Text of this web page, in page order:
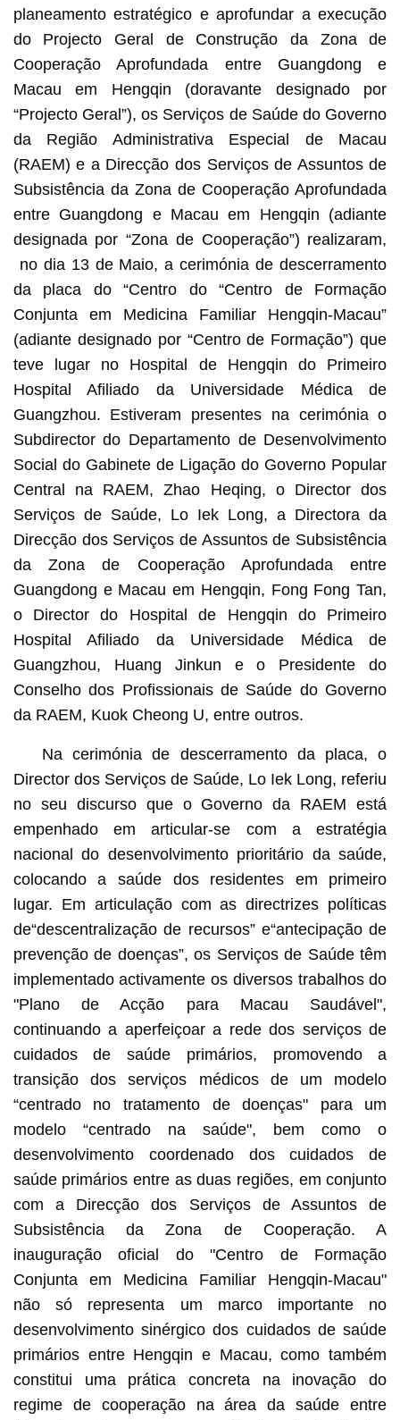
planeamento estratégico e aprofundar a execução
do Projecto Geral de Construção da Zona de
Cooperação Aprofundada entre Guangdong e
Macau em Hengqin (doravante designado por
“Projecto Geral”), os Serviços de Saúde do Governo
da Região Administrativa Especial de Macau
(RAEM) e a Direcção dos Serviços de Assuntos de
Subsistência da Zona de Cooperação Aprofundada
entre Guangdong e Macau em Hengqin (adiante
designada por “Zona de Cooperação”) realizaram,
no dia 13 de Maio, a cerimónia de descerramento
da placa do “Centro do “Centro de Formação
Conjunta em Medicina Familiar Hengqin-Macau”
(adiante designado por “Centro de Formação”) que
teve lugar no Hospital de Hengqin do Primeiro
Hospital Afiliado da Universidade Médica de
Guangzhou. Estiveram presentes na cerimónia o
Subdirector do Departamento de Desenvolvimento
Social do Gabinete de Ligação do Governo Popular
Central na RAEM, Zhao Heqing, o Director dos
Serviços de Saúde, Lo Iek Long, a Directora da
Direcção dos Serviços de Assuntos de Subsistência
da Zona de Cooperação Aprofundada entre
Guangdong e Macau em Hengqin, Fong Fong Tan,
o Director do Hospital de Hengqin do Primeiro
Hospital Afiliado da Universidade Médica de
Guangzhou, Huang Jinkun e o Presidente do
Conselho dos Profissionais de Saúde do Governo
da RAEM, Kuok Cheong U, entre outros.
Na cerimónia de descerramento da placa, o
Director dos Serviços de Saúde, Lo Iek Long, referiu
no seu discurso que o Governo da RAEM está
empenhado em articular-se com a estratégia
nacional do desenvolvimento prioritário da saúde,
colocando a saúde dos residentes em primeiro
lugar. Em articulação com as directrizes políticas
de“descentralização de recursos” e“antecipação de
prevenção de doenças”, os Serviços de Saúde têm
implementado activamente os diversos trabalhos do
"Plano de Acção para Macau Saudável",
continuando a aperfeiçoar a rede dos serviços de
cuidados de saúde primários, promovendo a
transição dos serviços médicos de um modelo
“centrado no tratamento de doenças" para um
modelo “centrado na saúde", bem como o
desenvolvimento coordenado dos cuidados de
saúde primários entre as duas regiões, em conjunto
com a Direcção dos Serviços de Assuntos de
Subsistência da Zona de Cooperação. A
inauguração oficial do "Centro de Formação
Conjunta em Medicina Familiar Hengqin-Macau"
não só representa um marco importante no
desenvolvimento sinérgico dos cuidados de saúde
primários entre Hengqin e Macau, como também
constitui uma prática concreta na inovação do
regime de cooperação na área da saúde entre